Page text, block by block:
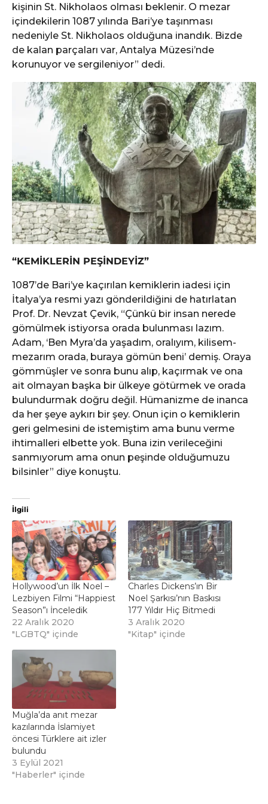
kişinin St. Nikholaos olması beklenir. O mezar
içindekilerin 1087 yılında Bari’ye taşınması
nedeniyle St. Nikholaos olduğuna inandık. Bizde
de kalan parçaları var, Antalya Müzesi’nde
korunuyor ve sergileniyor” dedi.
“KEMİKLERİN PEŞİNDEYİZ”
1087’de Bari’ye kaçırılan kemiklerin iadesi için
İtalya’ya resmi yazı gönderildiğini de hatırlatan
Prof. Dr. Nevzat Çevik, “Çünkü bir insan nerede
gömülmek istiyorsa orada bulunması lazım.
Adam, ‘Ben Myra’da yaşadım, oralıyım, kilisem-
mezarım orada, buraya gömün beni’ demiş. Oraya
gömmüşler ve sonra bunu alıp, kaçırmak ve ona
ait olmayan başka bir ülkeye götürmek ve orada
bulundurmak doğru değil. Hümanizme de inanca
da her şeye aykırı bir şey. Onun için o kemiklerin
geri gelmesini de istemiştim ama bunu verme
ihtimalleri elbette yok. Buna izin verileceğini
sanmıyorum ama onun peşinde olduğumuzu
bilsinler” diye konuştu.
İlgili
Hollywood’un İlk Noel –
Lezbiyen Filmi “Happiest
Season”ı İnceledik
22 Aralık 2020
"LGBTQ" içinde
Charles Dickens’ın Bir
Noel Şarkısı’nın Baskısı
177 Yıldır Hiç Bitmedi
3 Aralık 2020
"Kitap" içinde
Muğla’da anıt mezar
kazılarında İslamiyet
öncesi Türklere ait izler
bulundu
3 Eylül 2021
"Haberler" içinde